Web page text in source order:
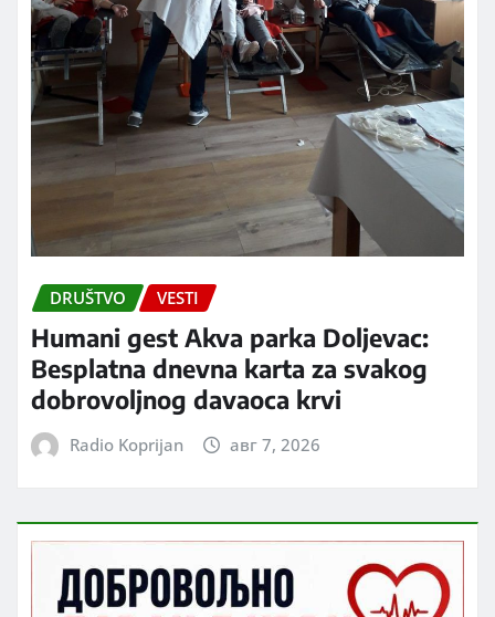
DRUŠTVO VESTI
Humani gest Akva parka Doljevac:
Besplatna dnevna karta za svakog
dobrovoljnog davaoca krvi
Radio Koprijan авг 7, 2026